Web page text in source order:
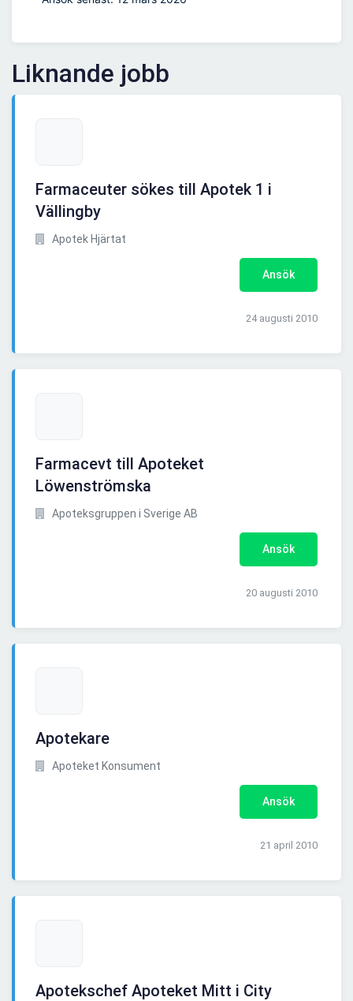
Liknande jobb
Farmaceuter sökes till Apotek 1 i
Vällingby
Apotek Hjärtat
Ansök
24 augusti 2010
Farmacevt till Apoteket
Löwenströmska
Apoteksgruppen i Sverige AB
Ansök
20 augusti 2010
Apotekare
Apoteket Konsument
Ansök
21 april 2010
Apotekschef Apoteket Mitt i City